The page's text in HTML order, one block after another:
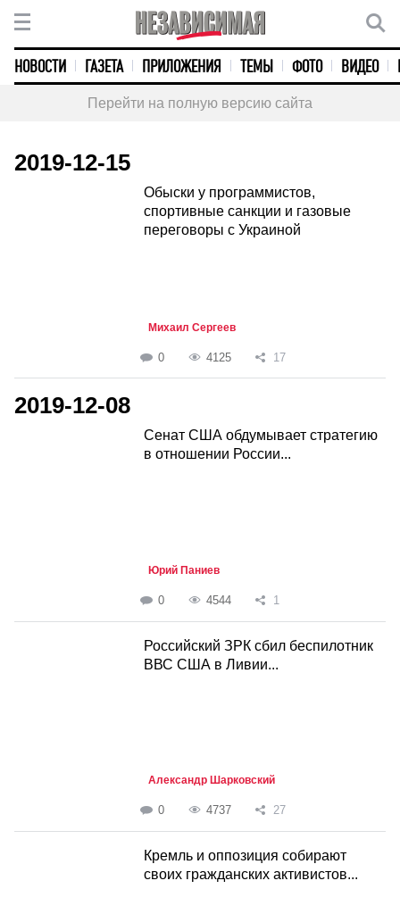
НОВОСТИ ГАЗЕТА ПРИЛОЖЕНИЯ ТЕМЫ ФОТО ВИДЕО
Перейти на полную версию сайта
2019-12-15
Обыски у программистов,
спортивные санкции и газовые
переговоры с Украиной
Михаил Сергеев
0 4125 17
2019-12-08
Сенат США обдумывает стратегию
в отношении России...
Юрий Паниев
0 4544 1
Российский ЗРК сбил беспилотник
ВВС США в Ливии...
Александр Шарковский
0 4737 27
Кремль и оппозиция собирают
своих гражданских активистов...